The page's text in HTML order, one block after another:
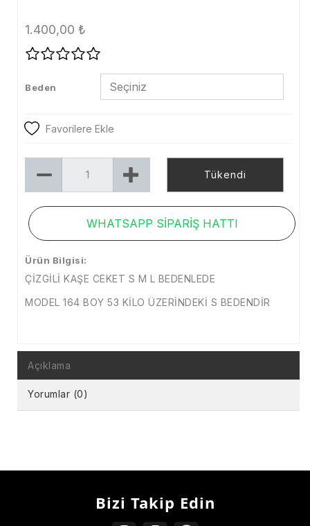
Şort
Trenckot
Kampanya
Aksesuar
1.400,00 ₺
Beden
Favorilere Ekle
Tükendi
WHATSAPP SİPARİŞ HATTI
Ürün Bilgisi:
ÇİZGİLİ KAŞE CEKET S M L BEDENLEDE
MODEL 164 BOY 53 KİLO ÜZERİNDEKİ S BEDENDİR
Açıklama
Yorumlar (0)
Bizi Takip Edin